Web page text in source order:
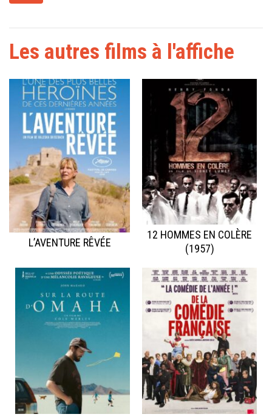
Les autres films à l'affiche
L’AVENTURE RÊVÉE
12 HOMMES EN COLÈRE
(1957)